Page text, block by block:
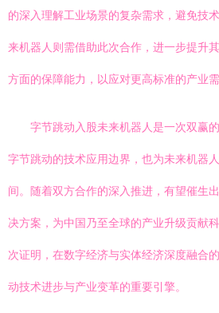
的深入理解工业场景的复杂需求，避免技
来机器人则需借助此次合作，进一步提升
方面的保障能力，以应对更高标准的产业需
字节跳动入股未来机器人是一次双赢
字节跳动的技术应用边界，也为未来机器
间。随着双方合作的深入推进，有望催生
决方案，为中国乃至全球的产业升级贡献
次证明，在数字经济与实体经济深度融合
动技术进步与产业变革的重要引擎。